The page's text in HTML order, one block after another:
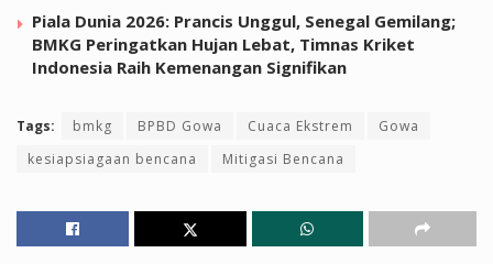
Piala Dunia 2026: Prancis Unggul, Senegal Gemilang;
BMKG Peringatkan Hujan Lebat, Timnas Kriket
Indonesia Raih Kemenangan Signifikan
Tags: bmkg BPBD Gowa Cuaca Ekstrem
Gowa
kesiapsiagaan bencana
Mitigasi Bencana